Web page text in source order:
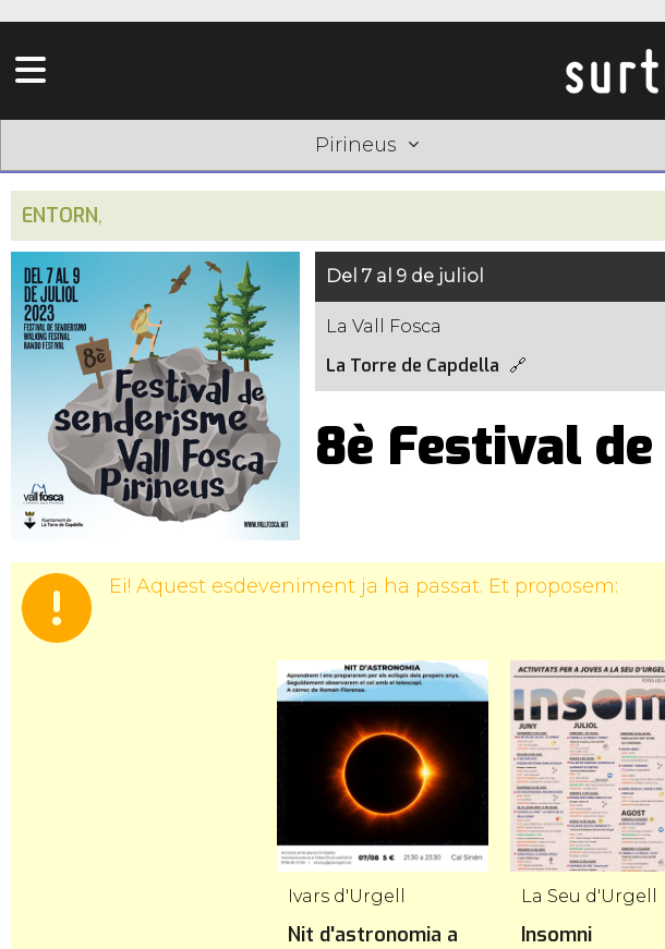
Pirineus
ENTORN,
Del 7 al 9 de juliol
La Vall Fosca
La Torre de Capdella
8è Festival
Ei! Aquest esdeveniment ja ha passat. Et proposem:
Ivars d'Urgell
Nit d'astronomia a
La Seu d'Urgell
Insomni